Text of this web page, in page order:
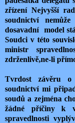
zřízení Nejvyšší
soudnictví
dosavadní model
Soudci v této
ministr
zdrženlivě,ne-li
Tvrdost závěru o
soudnictví mi
soudů a zejména
žádné příčiny k
spravedlnosti